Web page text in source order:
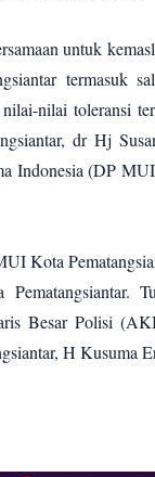
untuk
termasuk
nilai toleransi
dr Hj
Indonesia (DP
Kota
Besar Polisi
H Kusuma